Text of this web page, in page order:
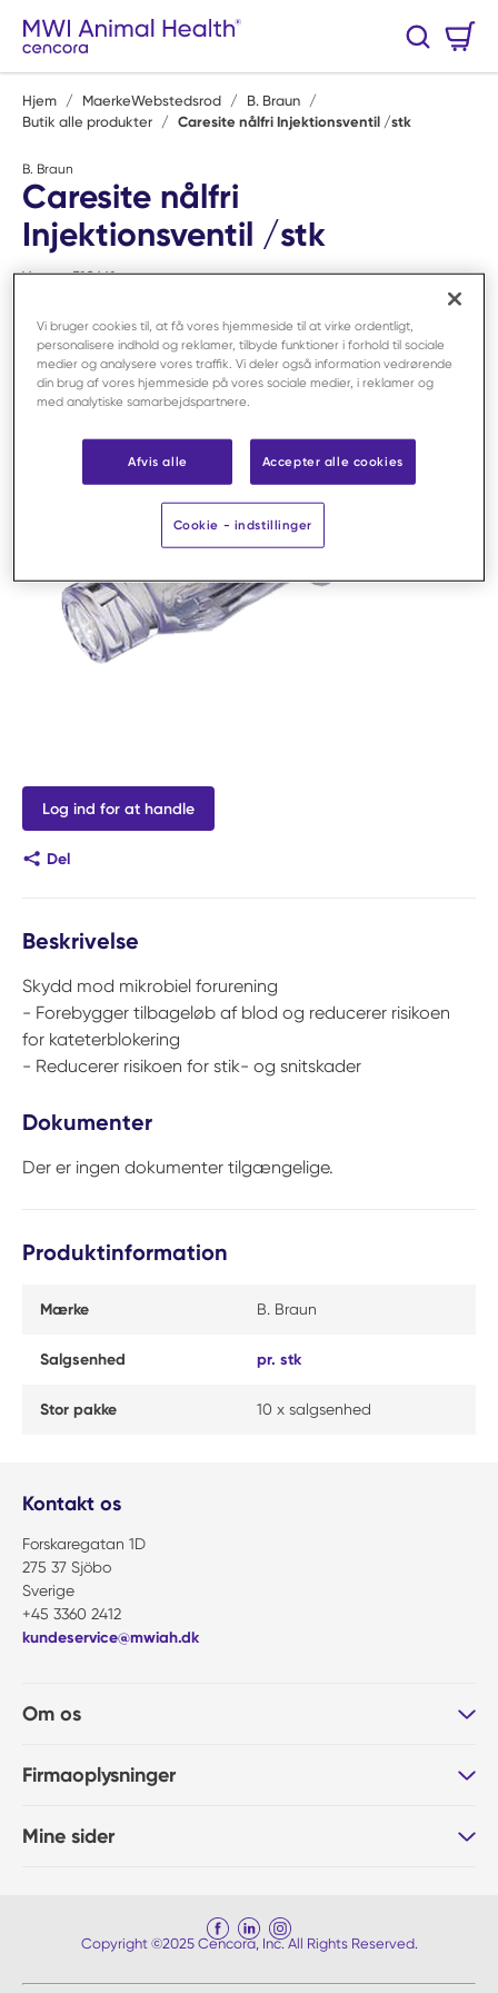
Spring til hovedindhold
Søg
Hjem / MaerkeWebstedsrod / B. Braun /
Butik alle produkter / Caresite nålfri Injektionsventil /stk
B. Braun
Caresite nålfri
Injektionsventil /stk
Varenr: F10661
Log ind for at handle
Del
Beskrivelse
Skydd mod mikrobiel forurening
- Forebygger tilbageløb af blod og reducerer risikoen
for kateterblokering
- Reducerer risikoen for stik- og snitskader
Dokumenter
Der er ingen dokumenter tilgængelige.
Produktinformation
Mærke B. Braun
Salgsenhed pr. stk
Stor pakke 10 x salgsenhed
Kontakt os
Forskaregatan 1D
275 37 Sjöbo
Sverige
+45 3360 2412
kundeservice@mwiah.dk
Om os
Firmaoplysninger
Mine sider
Copyright ©2025 Cencora, Inc. All Rights Reserved.
Vi bruger cookies til, at få vores hjemmeside til at virke ordentligt,
personalisere indhold og reklamer, tilbyde funktioner i forhold til sociale
medier og analysere vores traffik. Vi deler også information vedrørende
din brug af vores hjemmeside på vores sociale medier, i reklamer og
med analytiske samarbejdspartnere.
Afvis alle Accepter alle cookies
Cookie - indstillinger